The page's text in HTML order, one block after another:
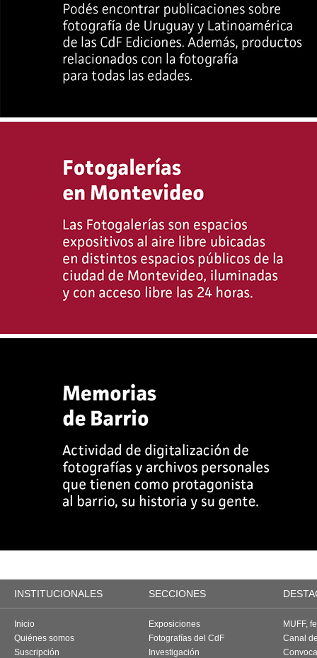
INSTITUCIONALES SECCIONES
Inicio
Quiénes somos
Suscripción
Exposiciones
Fotografías del CdF
Investigación
MUFF,
Canal